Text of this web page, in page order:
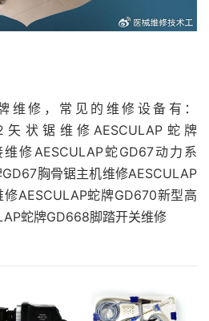
维修，常见的维修设备有：
矢状锯维修AESCULAP蛇牌
维修AESCULAP蛇GD67动力系
胸骨锯主机维修AESCULAP
AESCULAP蛇牌GD670新型高
蛇牌GD668脚踏开关维修